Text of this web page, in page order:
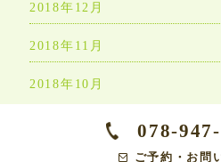
2018年12月
2018年11月
2018年10月
078-
ご予約・お問